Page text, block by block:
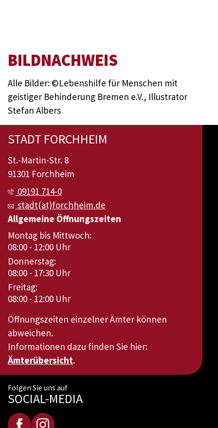
BILDNACHWEIS
Alle Bilder: ©Lebenshilfe für Menschen mit
geistiger Behinderung Bremen e.V., Illustrator
Stefan Albers
STADT FORCHHEIM
St.-Martin-Str. 8
91301 Forchheim
09191 714-0
stadt(at)forchheim.de
Allgemeine Öffnungszeiten
Montag bis Mittwoch:
08:00 - 12:00 Uhr
Donnerstag:
08:00 - 17:30 Uhr
Freitag:
08:00 - 12:00 Uhr
Öffnungszeiten einzelner Ämter können
abweichen.
Informationen dazu finden Sie hier:
Ämterübersicht.
Folgen Sie uns auf
SOCIAL-MEDIA